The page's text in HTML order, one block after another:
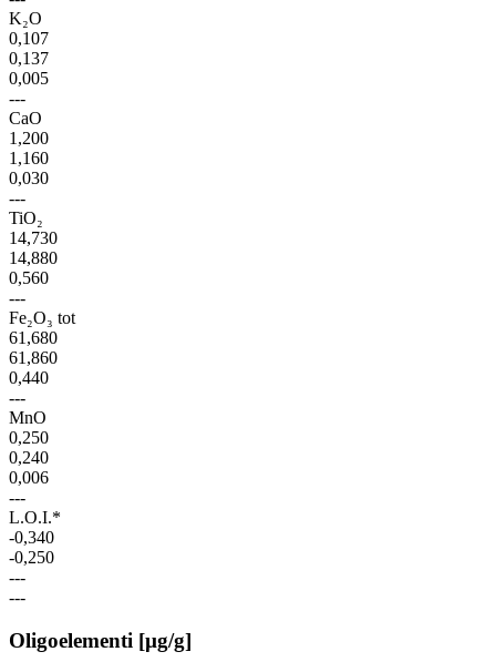
K₂O
0,107
0,137
0,005
---
CaO
1,200
1,160
0,030
---
TiO₂
14,730
14,880
0,560
---
Fe₂O₃ tot
61,680
61,860
0,440
---
MnO
0,250
0,240
0,006
---
L.O.I.*
-0,340
-0,250
---
---
Oligoelementi [µg/g]